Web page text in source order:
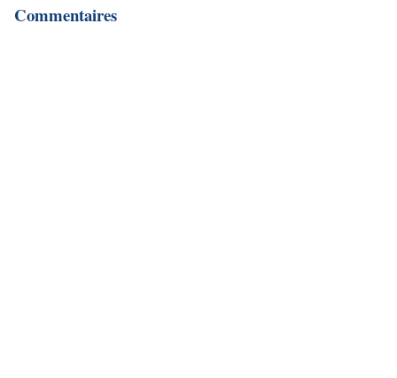
Commentaires